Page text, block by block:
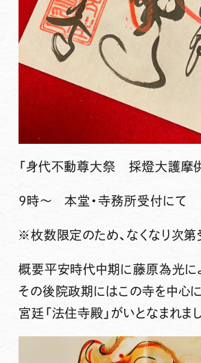
「身代不動尊大祭 採燈大護摩
9時〜 本堂・寺務所受付にて
※枚数限定のため、なくなり次第
概要平安時代中期に藤原為光に
その後院政期にはこの寺を中心
宮廷「法住寺殿」がいとなまれまし